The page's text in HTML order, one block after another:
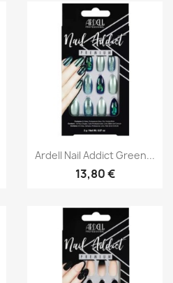
 Aperçu rapide
Ardell Nail Addict Green...
13,80 €